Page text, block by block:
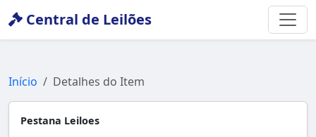
Central de Leilões
Início Detalhes do Item
Pestana Leiloes